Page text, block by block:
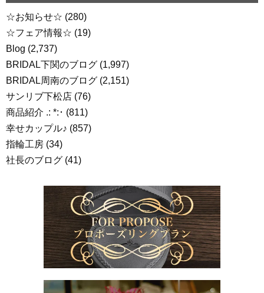
☆お知らせ☆ (280)
☆フェア情報☆ (19)
Blog (2,737)
BRIDAL下関のブログ (1,997)
BRIDAL周南のブログ (2,151)
サンリブ下松店 (76)
商品紹介 .: *:･ (811)
幸せカップル♪ (857)
指輪工房 (34)
社長のブログ (41)